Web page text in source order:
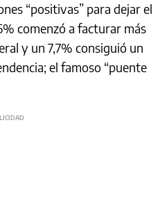
“positivas” para dejar el
comenzó a facturar más
y un 7,7% consiguió un
el famoso “puente